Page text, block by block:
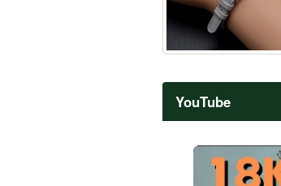
YouTube